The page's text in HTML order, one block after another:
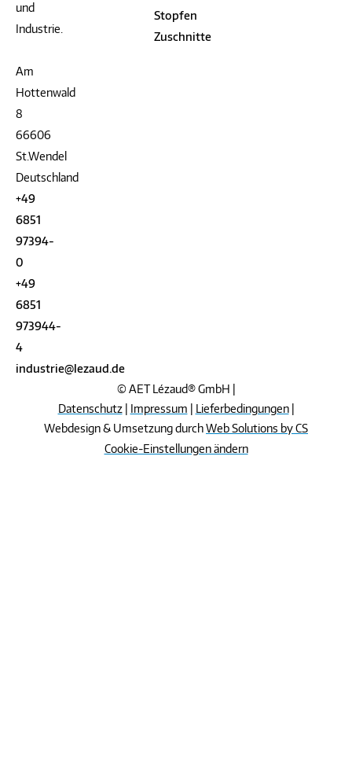
und
Industrie.
Am
Hottenwald
8
66606
St.Wendel
Deutschland
+49
6851
97394-
0
+49
6851
973944-
4
industrie@lezaud.de
Stopfen
Zuschnitte
© AET Lézaud® GmbH |
Datenschutz| Impressum Lieferbedingungen|
Webdesign & Umsetzung durchWeb Solutions by CS
Cookie-Einstellungen ändern